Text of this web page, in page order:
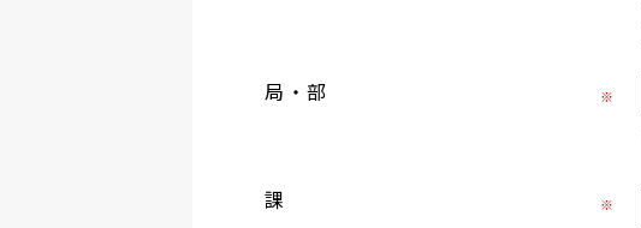
局・部
※
課
※